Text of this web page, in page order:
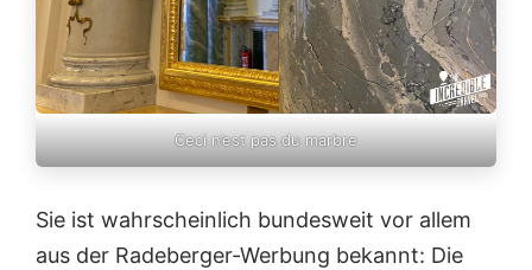
Ceci n’est pas du marbre
Sie ist wahrscheinlich bundesweit vor allem
aus der Radeberger-Werbung bekannt: Die